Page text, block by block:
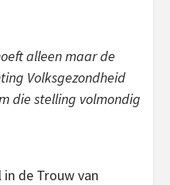
alleen maar de
Volksgezondheid
die stelling volmondig
de Trouw van